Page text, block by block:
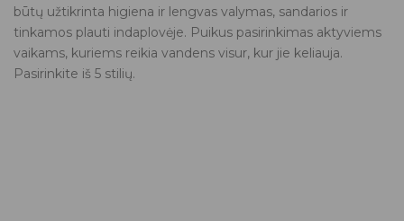
būtų užtikrinta higiena ir lengvas valymas, sandarios ir
tinkamos plauti indaplovėje. Puikus pasirinkimas aktyviems
vaikams, kuriems reikia vandens visur, kur jie keliauja.
Pasirinkite iš 5 stilių.